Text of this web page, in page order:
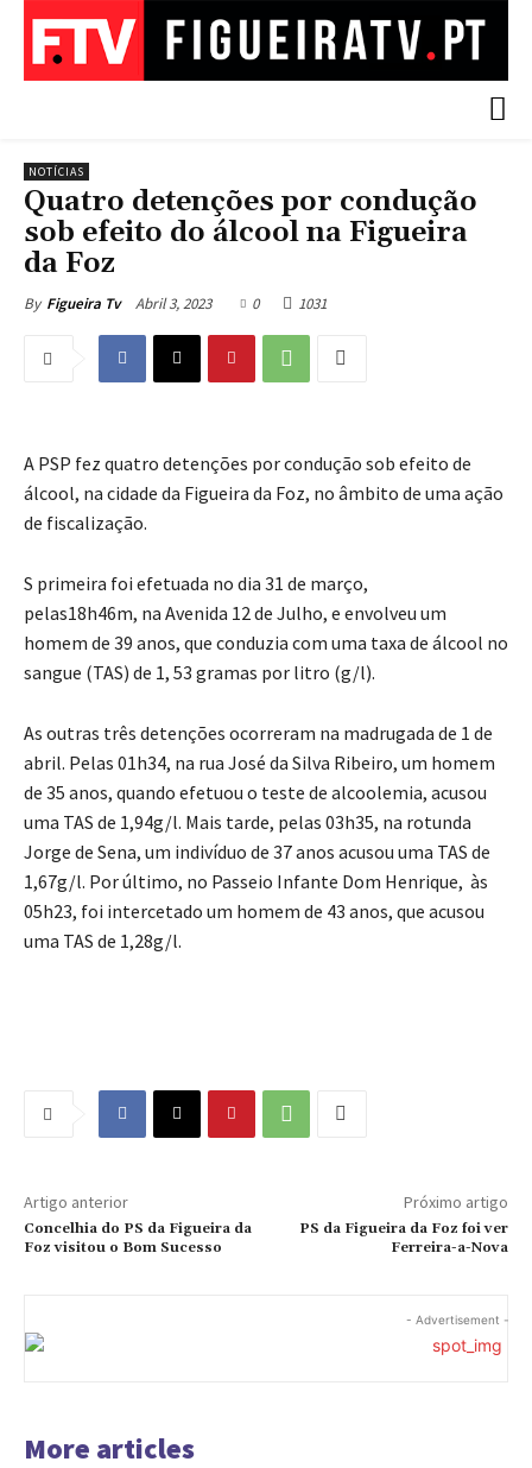
NOTÍCIAS
Quatro detenções por condução
sob efeito do álcool na Figueira
da Foz
By Figueira Tv Abril 3, 2023 0 1031
A PSP fez quatro detenções por condução sob efeito de
álcool, na cidade da Figueira da Foz, no âmbito de uma ação
de fiscalização.
S primeira foi efetuada no dia 31 de março,
pelas18h46m, na Avenida 12 de Julho, e envolveu um
homem de 39 anos, que conduzia com uma taxa de álcool no
sangue (TAS) de 1, 53 gramas por litro (g/l).
As outras três detenções ocorreram na madrugada de 1 de
abril. Pelas 01h34, na rua José da Silva Ribeiro, um homem
de 35 anos, quando efetuou o teste de alcoolemia, acusou
uma TAS de 1,94g/l. Mais tarde, pelas 03h35, na rotunda
Jorge de Sena, um indivíduo de 37 anos acusou uma TAS de
1,67g/l. Por último, no Passeio Infante Dom Henrique, às
05h23, foi intercetado um homem de 43 anos, que acusou
uma TAS de 1,28g/l.
Artigo anterior
Concelhia do PS da Figueira da
Foz visitou o Bom Sucesso
Próximo artigo
PS da Figueira da Foz foi ver
Ferreira-a-Nova
- Advertisement -
More articles